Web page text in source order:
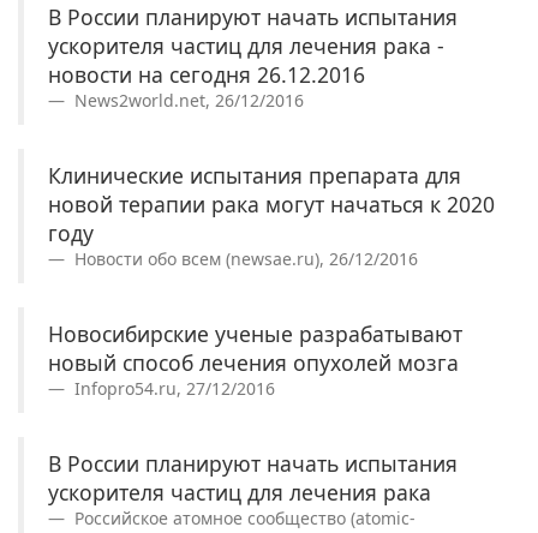
В России планируют начать испытания
ускорителя частиц для лечения рака -
новости на сегодня 26.12.2016
News2world.net, 26/12/2016
Клинические испытания препарата для
новой терапии рака могут начаться к 2020
году
Новости обо всем (newsae.ru), 26/12/2016
Новосибирские ученые разрабатывают
новый способ лечения опухолей мозга
Infopro54.ru, 27/12/2016
В России планируют начать испытания
ускорителя частиц для лечения рака
Российское атомное сообщество (atomic-